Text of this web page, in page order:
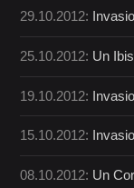
29.10.2012:
25.10.2012: Un
19.10.2012:
15.10.2012:
08.10.2012: Un